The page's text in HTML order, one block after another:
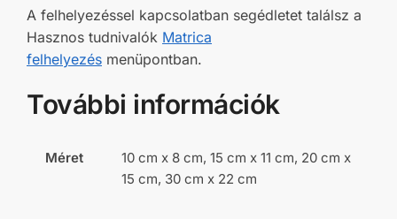
A felhelyezéssel kapcsolatban segédletet találsz a
Hasznos tudnivalók Matrica
felhelyezés menüpontban.
További információk
Méret
10 cm x 8 cm, 15 cm x 11 cm, 20 cm x
15 cm, 30 cm x 22 cm